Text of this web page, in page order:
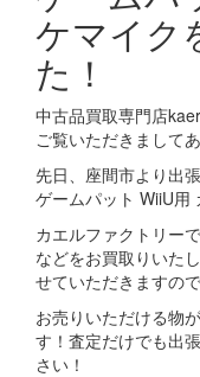
ケマイク
た！
中古品買取専門店
ご覧いただきまして
先日、座間市より出
ゲームパット WiiU用
カエルファクトリー
などをお買取りいた
せていただきますの
お売りいただける物
す！査定だけでも出
さい！